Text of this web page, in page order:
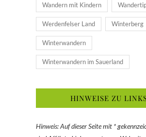
Wandern mit Kindern
Werdenfelser Land Winterberg
Winterwandern
Winterwandern im Sauerland
HINWEISE ZU
Hinweis: Auf dieser Seite mit *